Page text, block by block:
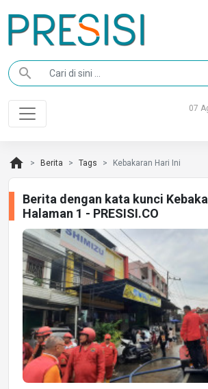
search
07
home Berita Tags Kebakaran Hari Ini
Berita dengan kata kunci
Halaman 1 - PRESISI.CO